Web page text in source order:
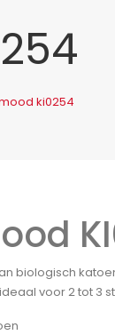
ki0254
biologisch
voor 2 tot 3